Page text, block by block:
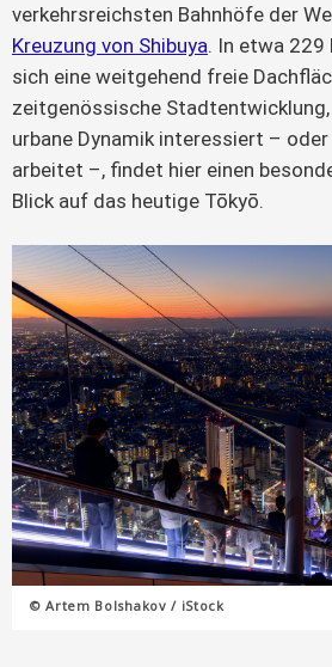
verkehrsreichsten Bahnhöfe der
Kreuzung von Shibuya. In etwa
sich eine weitgehend freie
zeitgenössische Stadtentwicklung,
urbane Dynamik interessiert –
arbeitet –, findet hier einen
Blick auf das heutige Tōkyō.
© Artem Bolshakov / iStock